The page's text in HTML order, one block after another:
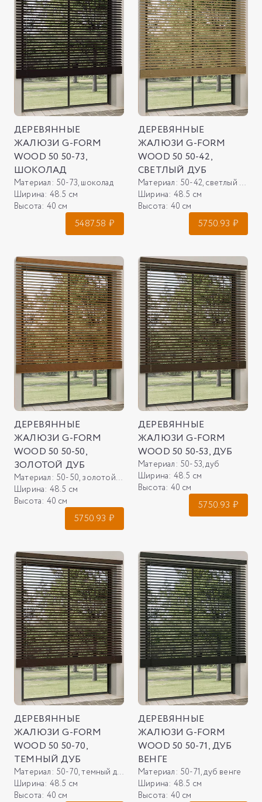
ДЕРЕВЯННЫЕ
ЖАЛЮЗИ G-FORM
WOOD 50 50-73,
ШОКОЛАД
Материал: 50-73, шоколад
Ширина: 48.5 см
Высота: 40 см
5487.58 ₽
ДЕРЕВЯННЫЕ
ЖАЛЮЗИ G-FORM
WOOD 50 50-42,
СВЕТЛЫЙ ДУБ
Материал: 50-42, светлый дуб
Ширина: 48.5 см
Высота: 40 см
5750.93 ₽
ДЕРЕВЯННЫЕ
ЖАЛЮЗИ G-FORM
WOOD 50 50-50,
ЗОЛОТОЙ ДУБ
Материал: 50-50, золотой дуб
Ширина: 48.5 см
Высота: 40 см
5750.93 ₽
ДЕРЕВЯННЫЕ
ЖАЛЮЗИ G-FORM
WOOD 50 50-53, ДУБ
Материал: 50-53, дуб
Ширина: 48.5 см
Высота: 40 см
5750.93 ₽
ДЕРЕВЯННЫЕ
ЖАЛЮЗИ G-FORM
WOOD 50 50-70,
ТЕМНЫЙ ДУБ
Материал: 50-70, темный дуб
Ширина: 48.5 см
Высота: 40 см
ДЕРЕВЯННЫЕ
ЖАЛЮЗИ G-FORM
WOOD 50 50-71, ДУБ
ВЕНГЕ
Материал: 50-71, дуб венге
Ширина: 48.5 см
Высота: 40 см